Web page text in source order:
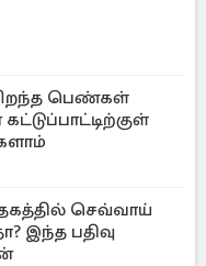
பெண்கள்
செவ்வாய்
இந்த பதிவு